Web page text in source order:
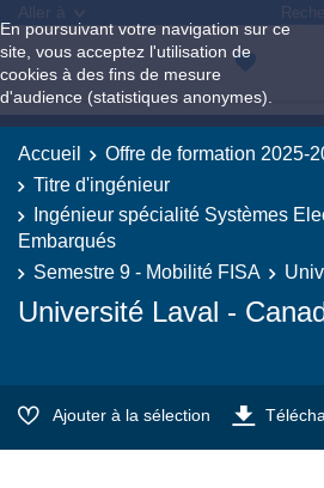
En poursuivant votre navigation sur ce
site, vous acceptez l'utilisation de
cookies à des fins de mesure
d'audience (statistiques anonymes).
Aller à
Accueil
Offre de formation 2025-
Titre d'ingénieur
Ingénieur spécialité Systèmes
Embarqués
Semestre 9 - Mobilité FISA
Université Laval -
Ajouter à la sélection